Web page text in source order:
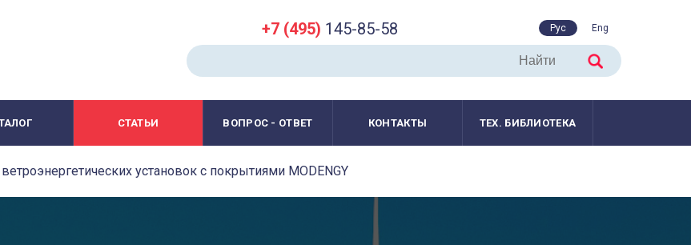
+7 (495) 145-85-58 Рус Eng
СТАТЬИ ВОПРОС - ОТВЕТ КОНТАКТЫ ТЕХ. БИБЛИОТЕКА
установок с покрытиями MODENGY